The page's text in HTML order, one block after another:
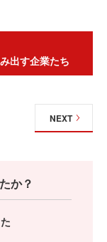
出す企業たち
NEXT
か？